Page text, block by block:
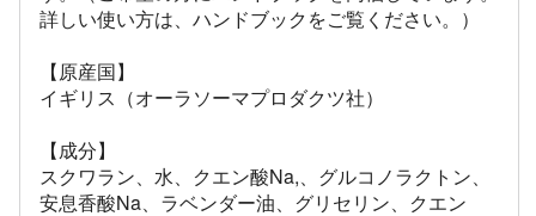
詳しい使い方は、ハンドブックをご覧ください。）
【原産国】
イギリス（オーラソーマプロダクツ社）
【成分】
スクワラン、水、クエン酸Na,、グルコノラクトン、
安息香酸Na、ラベンダー油、グリセリン、クエン